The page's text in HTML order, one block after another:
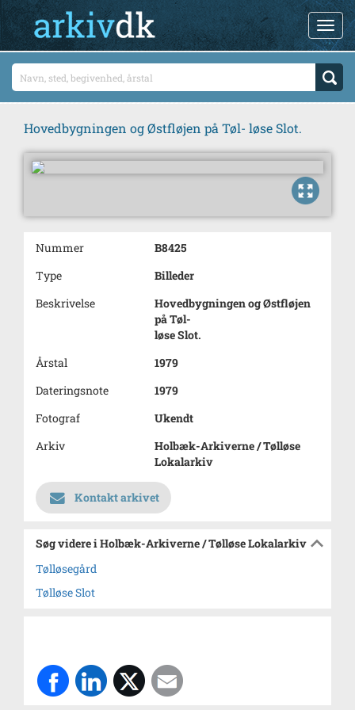
Hovedbygningen og Østfløjen på Tøl- løse Slot.
Nummer
B8425
Type
Billeder
Beskrivelse
Hovedbygningen og Østfløjen
på Tøl-
løse Slot.
Årstal
1979
Dateringsnote
1979
Fotograf
Ukendt
Arkiv
Holbæk-Arkiverne / Tølløse
Lokalarkiv
Kontakt arkivet
Søg videre i Holbæk-Arkiverne / Tølløse Lokalarkiv
Tølløsegård
Tølløse Slot